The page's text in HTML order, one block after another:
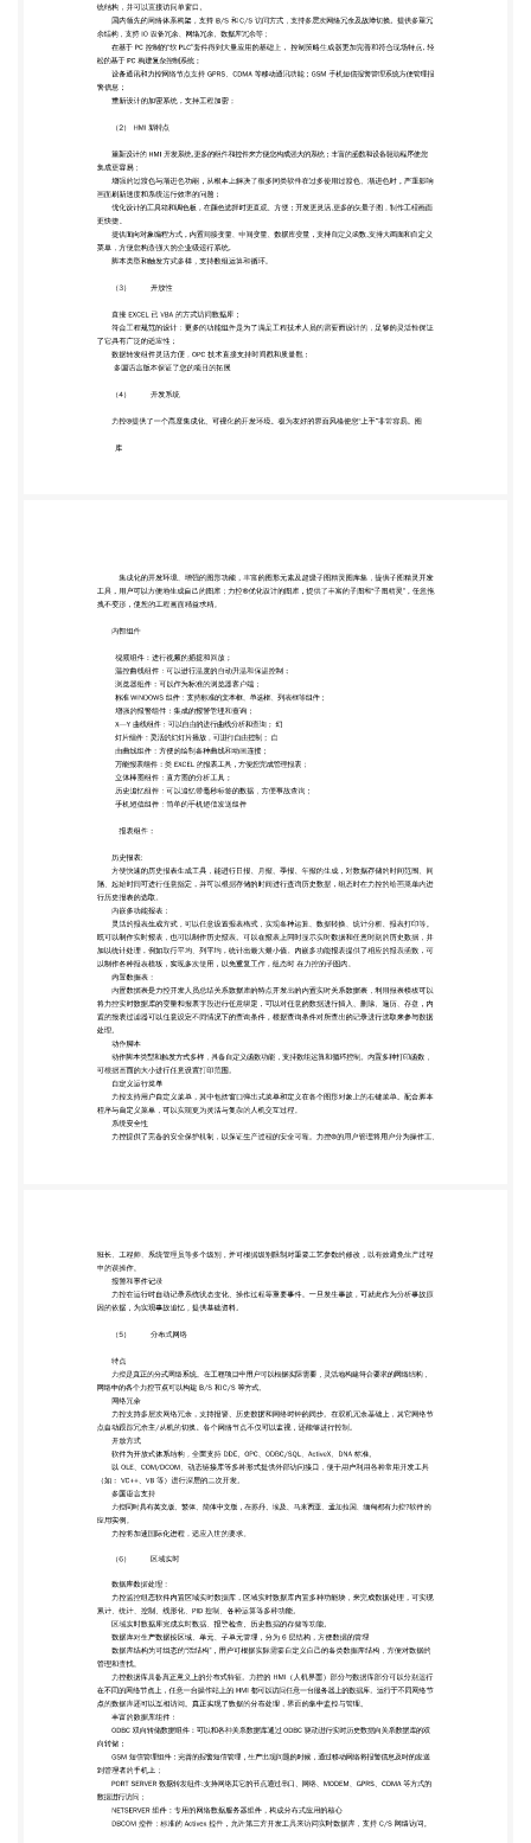
解决了很多同类软件在过多使用过渡色、渐进色时，
严重影响 画面刷新速度和系统运行效率的问题； 优
化设计的工具箱和调色板，在颜色选择时更直观、方
便；开发更灵活,更多的矢量子图，制作工程画面 更
快捷。 提供面向对象编程方式，内置间接变量、中间
变量、数据库变量，支持自定义函数,支持大画面和自
定义 菜单，方便您构造强大的企业级运行系统, 脚本
类型和触发方式多样，支持数组运算和循环。 （3）
开放性 直接 EXCEL 已 VBA 的方式访问数据库； 符合
工程规范的设计：更多的功能组件是为了满足工程技
术人员的需要而设计的，足够的灵活性保证 了它具有
广泛的适应性； 数据转发组件灵活方便，OPC 技术
直接支持时间戳和质量戳； 多国语言版本保证了您的
图形功能，丰富的图形元素及超级子图精灵图库集，
提供子图精灵开发 工具，用户可以方便地生成自己的
图库；力控®优化设计的图库，提供了丰富的子图和
“子图精灵”，任意拖 拽不变形，使您的工程画面精益
求精。 内部组件 视频组件：进行视频的捕捉和回
放； 温控曲线组件：可以进行温度的自动升温和保温
控制； 浏览器组件：可以作为标准的浏览器客户端；
标准 WINDOWS 组件：支持标准的文本框、单选
框、列表框等组件； 增强的报警组件：集成的报警管
理和查询； X—Y 曲线组件：可以自由的进行曲线分
析和查询； 幻 灯片组件：灵活的幻灯片播放，可进
行自由控制； 自 由曲线组件：方便的绘制各种曲线
和动画连接； 万能报表组件：类 EXCEL 的报表工
具，方便您完成管理报表； 立体棒图组件：直方图的
分析工具； 历史追忆组件：可以追忆带毫秒标签的数
据，方便事故查询； 手机短信组件：简单的手机短信
指定，并可以根据存储的时间进行查询历史数据，组
态时在力控的绘画菜单内进 行历史报表的选取。 内
嵌多功能报表： 灵活的报表生成方式，可以任意设置
报表格式，实现各种运算、数据转换、统计分析、报
表打印等。 既可以制作实时报表，也可以制作历史报
表。可以在报表上同时显示实时数据和任意时刻的历
史数据，并 加以统计处理，例如取行平均、列平均，
统计出最大最小值。内嵌多功能报表提供了相应的报
表函数，可 以制作各种报表模板，实现多次使用，以
免重复工作，组态时 在力控的子图内。 内置数据
表： 内置数据表是力控开发人员总结关系数据库的特
点开发出的内置实时关系数据表，利用报表模板可以
将力控实时数据库的变量和报表字段进行任意绑定，
可以对任意的数据进行插入、删除、遍历、存盘，内
置的报表过滤器可以任意设定不同情况下的查询条
件，根据查询条件对所查出的记录进行选取来参与数